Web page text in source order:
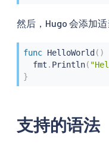
然后，Hugo 会添加适
func HelloWorld ( )
  fmt
. Println(
}
支持的语法